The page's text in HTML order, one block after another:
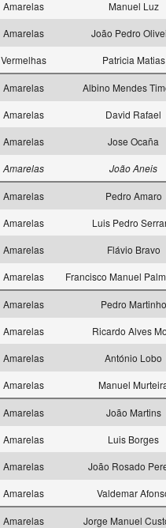
Amarelas
Manuel Luz
Amarelas
João Pedro
Vermelhas Patricia Matias
Amarelas
Albino Mendes
Amarelas
David Rafael
Amarelas
Jose Ocaña
Amarelas João Aneis
Amarelas
Pedro Amaro
Amarelas
Luis Pedro
Amarelas
Flávio Bravo
Amarelas Francisco Manuel
Amarelas
Pedro Martinho
Amarelas
Ricardo Alves
Amarelas
António Lobo
Amarelas Manuel
Amarelas
João Martins
Amarelas
Luis Borges
Amarelas
João Rosado
Amarelas Valdemar
Amarelas
Jorge Manuel